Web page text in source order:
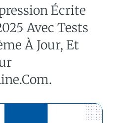
Écrite
Avec Tests
À Jour, Et